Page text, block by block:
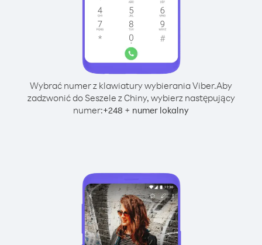
Wybrać numer z klawiatury wybierania Viber.Aby
zadzwonić do Seszele z Chiny, wybierz następujący
numer:+248 + numer lokalny